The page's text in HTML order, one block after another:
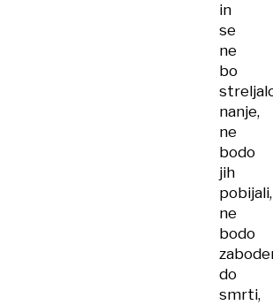
in
se
ne
bo
nanje,
ne
bodo
jih
pobijali,
ne
bodo
do
smrti,